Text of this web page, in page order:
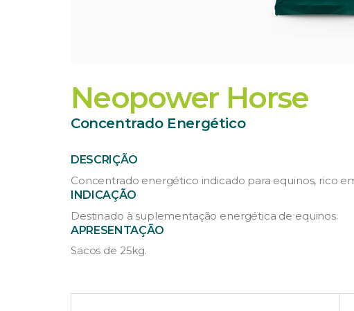
Neopower Horse
Concentrado Energético
DESCRIÇÃO
Concentrado energético indicado para equinos, rico
INDICAÇÃO
Destinado à suplementação energética de equinos.
APRESENTAÇÃO
Sacos de 25kg.